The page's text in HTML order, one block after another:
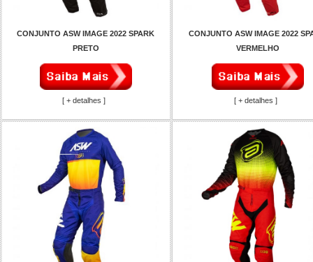
CONJUNTO ASW IMAGE 2022 SPARK
PRETO
[ + detalhes ]
CONJUNTO ASW IMAGE 2022
VERMELHO
[ + detalhes ]